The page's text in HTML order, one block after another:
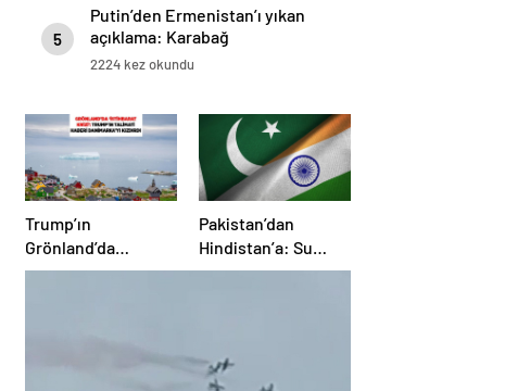
5
Putin’den Ermenistan’ı yıkan
açıklama: Karabağ
Azerbaycan’ın ayrılmaz bir
2224 kez okundu
Trump’ın
Grönland’da
‘casusluk’ planı kriz
Pakistan’dan
Hindistan’a: Su
bizim kırmızı